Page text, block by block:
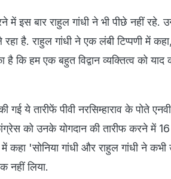
में इस बार राहुल गांधी ने भी पीछे नहीं रहे.
है. राहुल गांधी ने एक लंबी टिप्पणी में कहा,
है कि हम एक बहुत विद्वान व्यक्तित्व को
गई ये तारीफें पीवी नरसिम्हाराव के पोते
को उनके योगदान की तारीफ करने में
'सोनिया गांधी और राहुल गांधी ने कभी
नहीं लिया.